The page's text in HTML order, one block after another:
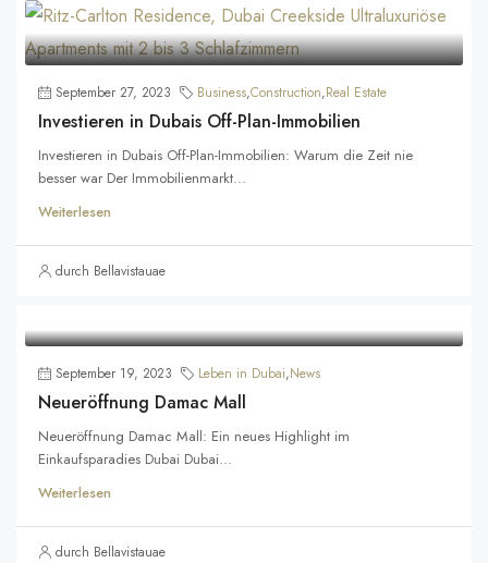
September 27, 2023 Business,Construction,Real Estate
Investieren in Dubais Off-Plan-Immobilien
Investieren in Dubais Off-Plan-Immobilien: Warum die Zeit nie
besser war Der Immobilienmarkt...
Weiterlesen
durch Bellavistauae
September 19, 2023 Leben in Dubai,News
Neueröffnung Damac Mall
Neueröffnung Damac Mall: Ein neues Highlight im
Einkaufsparadies Dubai Dubai...
Weiterlesen
durch Bellavistauae